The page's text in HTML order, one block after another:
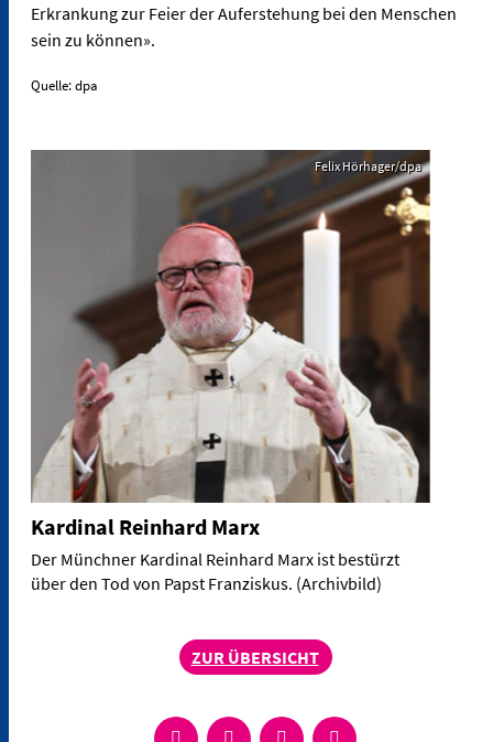
Erkrankung zur Feier der Auferstehung bei den Menschen
sein zu können».
Quelle: dpa
Felix Hörhager/dpa
Kardinal Reinhard Marx
Der Münchner Kardinal Reinhard Marx ist bestürzt
über den Tod von Papst Franziskus. (Archivbild)
ZUR ÜBERSICHT